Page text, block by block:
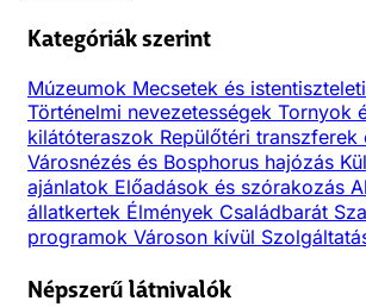
Kategóriák szerint
Múzeumok Mecsetek és
Történelmi nevezetességek Tornyok
kilátóteraszok Repülőtéri transzferek
Városnézés és Bosphorus hajózás
ajánlatok Előadások és szórakozás
állatkertek Élmények Családbarát
programok Városon kívül
Népszerű látnivalók